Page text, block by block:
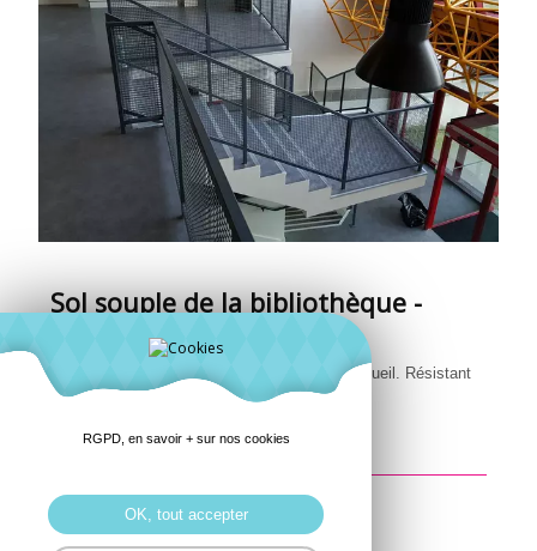
Sol souple de la bibliothèque -
Nos soliers ont posé le PVC dans le hall d'accueil. Résistant
et pratique. Sur surface plate ou en escalier.
en savoir +
RGPD, en savoir + sur nos cookies
OK, tout accepter